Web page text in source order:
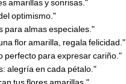
amarillas y sonrisas."
optimismo."
para almas especiales."
flor amarilla, regala felicidad."
perfecto para expresar cariño."
alegría en cada pétalo."